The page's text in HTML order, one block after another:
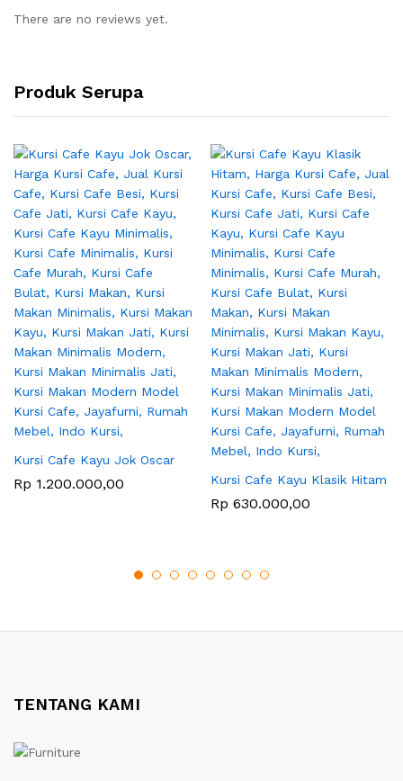
There are no reviews yet.
Produk Serupa
Kursi Cafe Kayu Jok Oscar
Rp 1.200.000,00 Kursi Cafe Kayu Klasik Hitam
Rp 630.000,00
TENTANG KAMI